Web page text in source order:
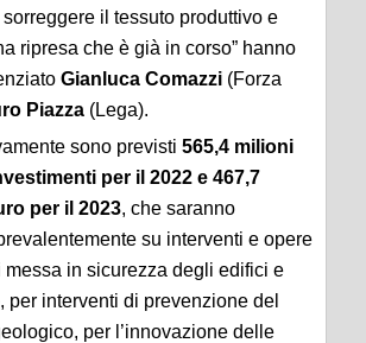
il tessuto produttivo e
ripresa che è già in corso” hanno
Gianluca Comazzi (Forza
Piazza (Lega).
sono previsti 565,4 milioni
per il 2022 e 467,7
per il 2023, che saranno
su interventi e opere
messa in sicurezza degli edifici e
per interventi di prevenzione del
per l’innovazione delle